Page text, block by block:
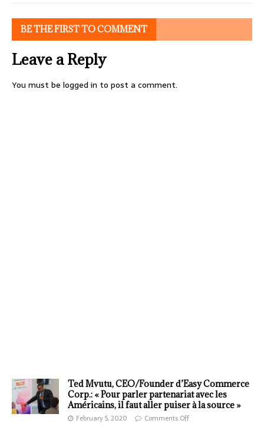
BE THE FIRST TO COMMENT
Leave a Reply
You must be logged in to post a comment.
Ted Mvutu, CEO/Founder d’Easy Commerce
Corp.: « Pour parler partenariat avec les
Américains, il faut aller puiser à la source »
February 5, 2020 Comments Off